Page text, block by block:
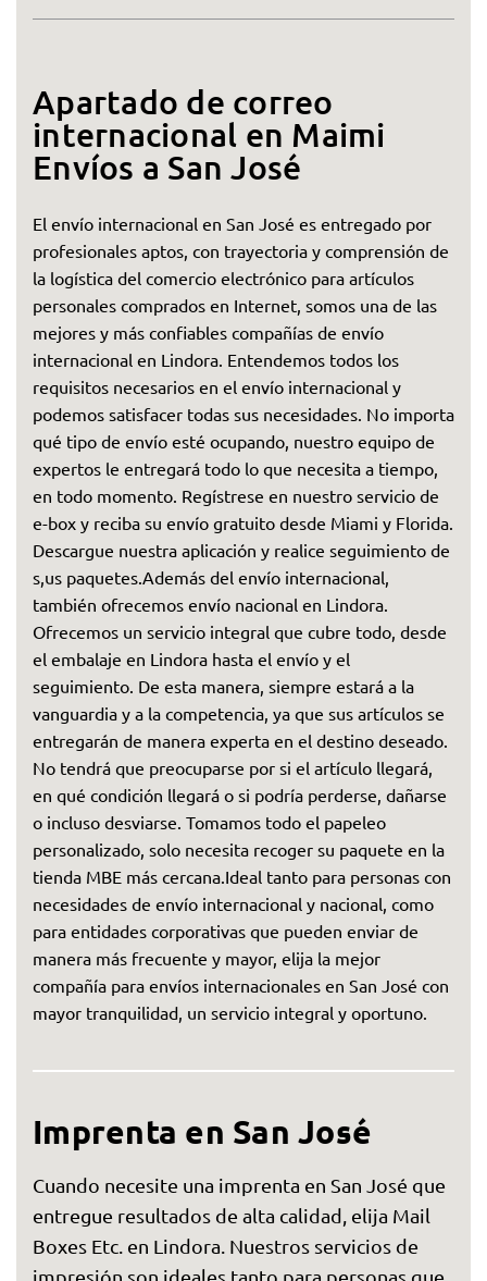
Apartado de correo
internacional en Maimi
Envíos a San José
El envío internacional en San José es entregado por
profesionales aptos, con trayectoria y comprensión de
la logística del comercio electrónico para artículos
personales comprados en Internet, somos una de las
mejores y más confiables compañías de envío
internacional en Lindora. Entendemos todos los
requisitos necesarios en el envío internacional y
podemos satisfacer todas sus necesidades. No importa
qué tipo de envío esté ocupando, nuestro equipo de
expertos le entregará todo lo que necesita a tiempo,
en todo momento. Regístrese en nuestro servicio de
e-box y reciba su envío gratuito desde Miami y Florida.
Descargue nuestra aplicación y realice seguimiento de
s,us paquetes.Además del envío internacional,
también ofrecemos envío nacional en Lindora.
Ofrecemos un servicio integral que cubre todo, desde
el embalaje en Lindora hasta el envío y el
seguimiento. De esta manera, siempre estará a la
vanguardia y a la competencia, ya que sus artículos se
entregarán de manera experta en el destino deseado.
No tendrá que preocuparse por si el artículo llegará,
en qué condición llegará o si podría perderse, dañarse
o incluso desviarse. Tomamos todo el papeleo
personalizado, solo necesita recoger su paquete en la
tienda MBE más cercana.Ideal tanto para personas con
necesidades de envío internacional y nacional, como
para entidades corporativas que pueden enviar de
manera más frecuente y mayor, elija la mejor
compañía para envíos internacionales en San José con
mayor tranquilidad, un servicio integral y oportuno.
Imprenta en San José
Cuando necesite una imprenta en San José que
entregue resultados de alta calidad, elija Mail
Boxes Etc. en Lindora. Nuestros servicios de
impresión son ideales tanto para personas que